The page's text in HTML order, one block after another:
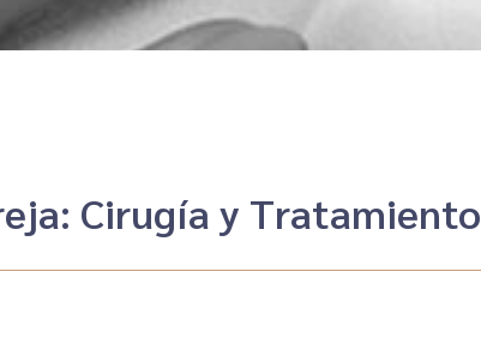
Cirugía y Tratamiento